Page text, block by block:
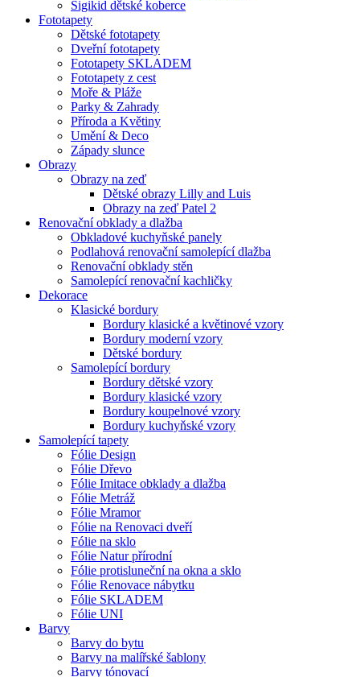
Sigikid dětské koberce
Fototapety
Dětské fototapety
Dveřní fototapety
Fototapety SKLADEM
Fototapety z cest
Moře & Pláže
Parky & Zahrady
Příroda a Květiny
Umění & Deco
Západy slunce
Obrazy
Obrazy na zeď
Dětské obrazy Lilly and Luis
Obrazy na zeď Patel 2
Renovační obklady a dlažba
Obkladové kuchyňské panely
Podlahová renovační samolepící dlažba
Renovační obklady stěn
Samolepící renovační kachličky
Dekorace
Klasické bordury
Bordury klasické a květinové vzory
Bordury moderní vzory
Dětské bordury
Samolepící bordury
Bordury dětské vzory
Bordury klasické vzory
Bordury koupelnové vzory
Bordury kuchyňské vzory
Samolepící tapety
Fólie Design
Fólie Dřevo
Fólie Imitace obklady a dlažba
Fólie Metráž
Fólie Mramor
Fólie na Renovaci dveří
Fólie na sklo
Fólie Natur přírodní
Fólie protisluneční na okna a sklo
Fólie Renovace nábytku
Fólie SKLADEM
Fólie UNI
Barvy
Barvy do bytu
Barvy na malířské šablony
Barvy tónovací